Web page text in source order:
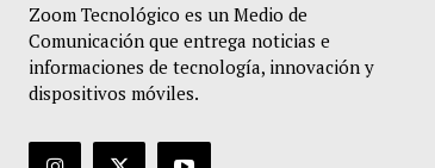
Zoom Tecnológico es un Medio de
Comunicación que entrega noticias e
informaciones de tecnología, innovación y
dispositivos móviles.